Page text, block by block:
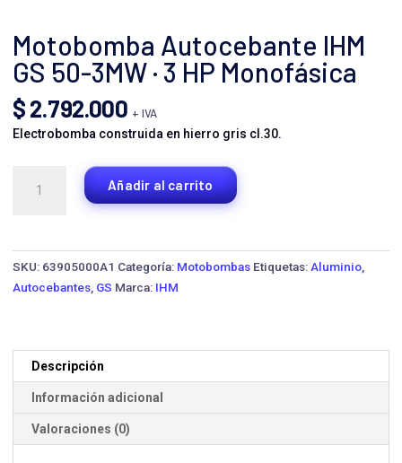
Motobomba Autocebante IHM
GS 50-3MW · 3 HP Monofásica
$2.792.000 + IVA
Electrobomba construida en hierro gris cl.30.
Autocebante
Monofásica
cantidad
Añadir al carrito
SKU: 63905000A1 Categoría: Motobombas Etiquetas: Aluminio
Autocebantes GS Marca: IHM
Descripción
Información adicional
Valoraciones (0)